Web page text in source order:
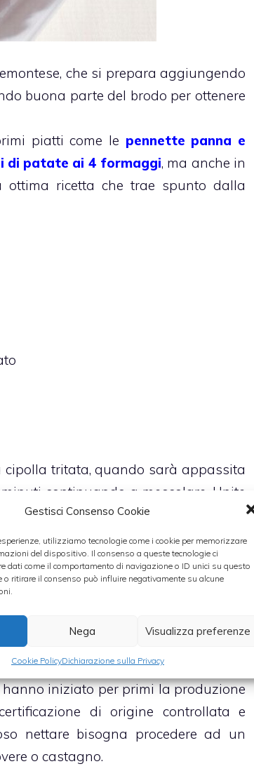
Gestisci Consenso Cookie
utilizziamo tecnologie come i cookie per memorizzare
del dispositivo. Il consenso a queste tecnologie ci
dati come il comportamento di navigazione o ID unici su questo
o ritirare il consenso può influire negativamente su alcune
Nega Visualizza preferenze
Cookie PolicyDichiarazione sulla Privacy
che si prepara aggiungendo
buona parte del brodo per ottenere
piatti come le pennette panna e
di patate ai 4 formaggi, ma anche in
ricetta che trae spunto dalla
tritata, quando sarà appassita
continuando a mescolare. Unite
alcuni mestoli di brodo caldo per
e il parmigiano grattugiato per
del Nebbiolo e prende il nome
iniziato per primi la produzione
di origine controllata e
nettare bisogna procedere ad un
o castagno.